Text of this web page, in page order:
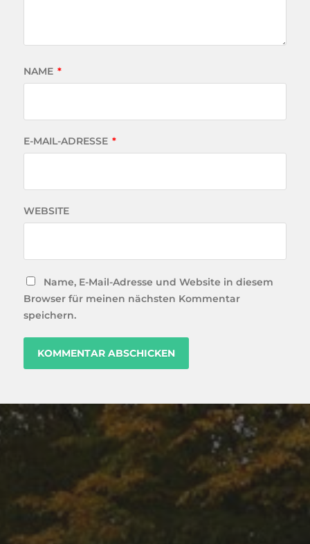
NAME *
E-MAIL-ADRESSE *
WEBSITE
Name, E-Mail-Adresse und Website in diesem
Browser für meinen nächsten Kommentar
speichern.